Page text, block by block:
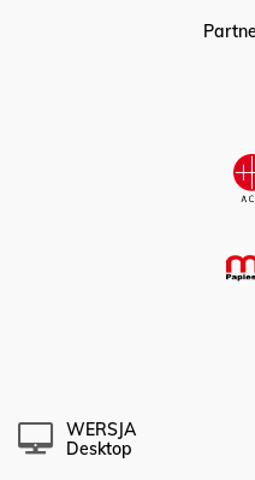
WERSJA
Desktop